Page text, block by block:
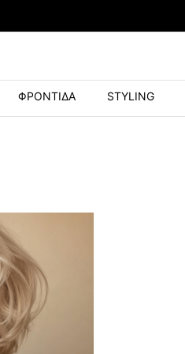
ΦΡΟΝΤΙΔΑ STYLING